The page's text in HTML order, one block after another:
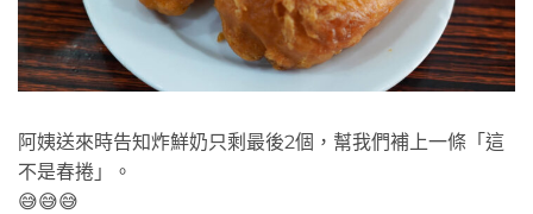
阿姨送來時告知炸鮮奶只剩最後2個，幫我們補上一條「這
不是春捲」。
😅😅😅